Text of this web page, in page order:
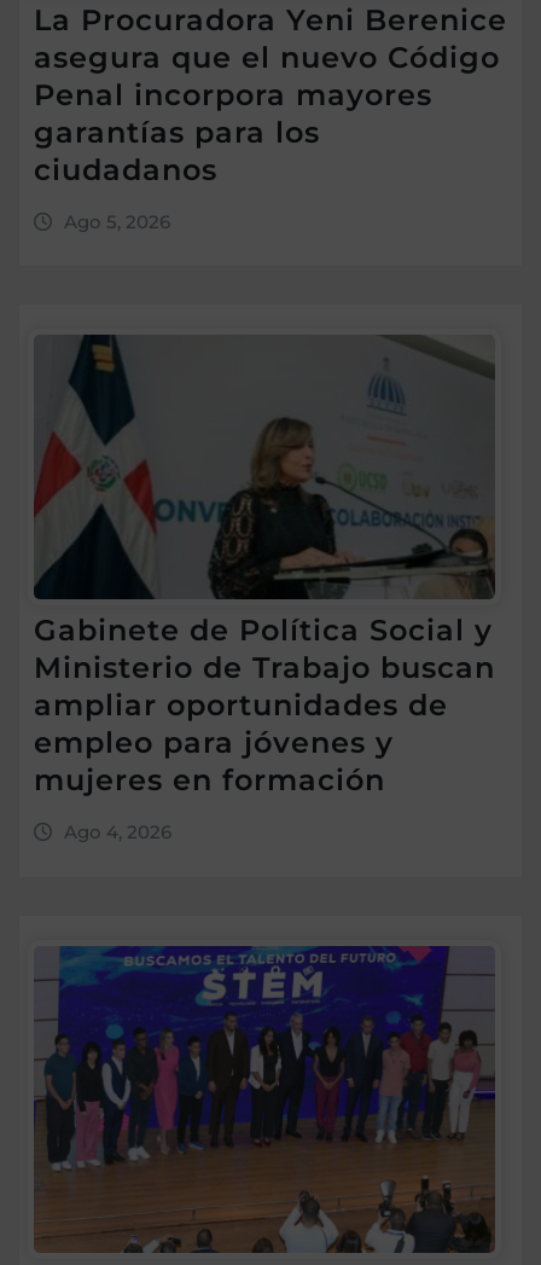
La Procuradora Yeni Berenice
asegura que el nuevo Código
Penal incorpora mayores
garantías para los
ciudadanos
Ago 5, 2026
Gabinete de Política Social y
Ministerio de Trabajo buscan
ampliar oportunidades de
empleo para jóvenes y
mujeres en formación
Ago 4, 2026